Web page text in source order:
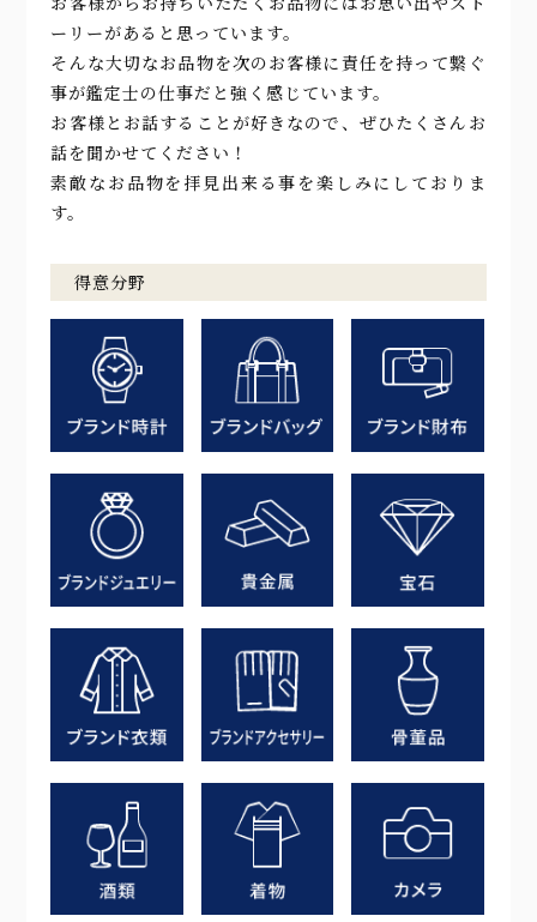
ーリーがあると思っています。
そんな大切なお品物を次のお客様に責任を持って繋ぐ
事が鑑定士の仕事だと強く感じています。
お客様とお話することが好きなので、ぜひたくさんお
話を聞かせてください！
素敵なお品物を拝見出来る事を楽しみにしておりま
す。
得意分野